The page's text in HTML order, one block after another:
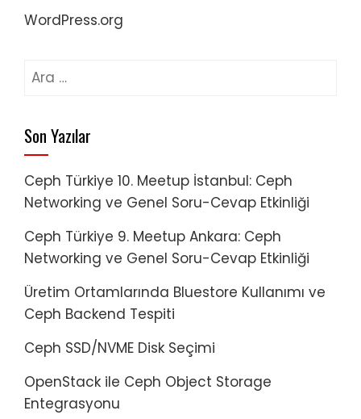
WordPress.org
Arama:
Son Yazılar
Ceph Türkiye 10. Meetup İstanbul: Ceph
Networking ve Genel Soru-Cevap Etkinliği
Ceph Türkiye 9. Meetup Ankara: Ceph
Networking ve Genel Soru-Cevap Etkinliği
Üretim Ortamlarında Bluestore Kullanımı ve
Ceph Backend Tespiti
Ceph SSD/NVME Disk Seçimi
OpenStack ile Ceph Object Storage
Entegrasyonu